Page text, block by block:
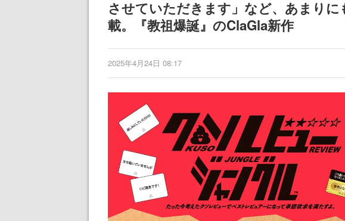
させていただきます」など、あまり
載。『教祖爆誕』のClaGla新作
2025年4月24日 08:17